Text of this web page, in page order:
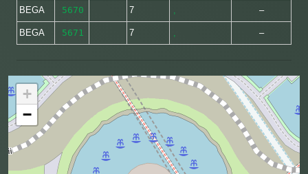
BEGA 5670 7 , –
BEGA 5671 7 , –
+
−